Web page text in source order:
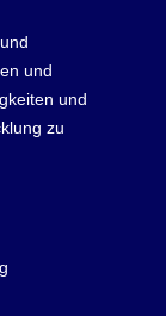
und
und
zu